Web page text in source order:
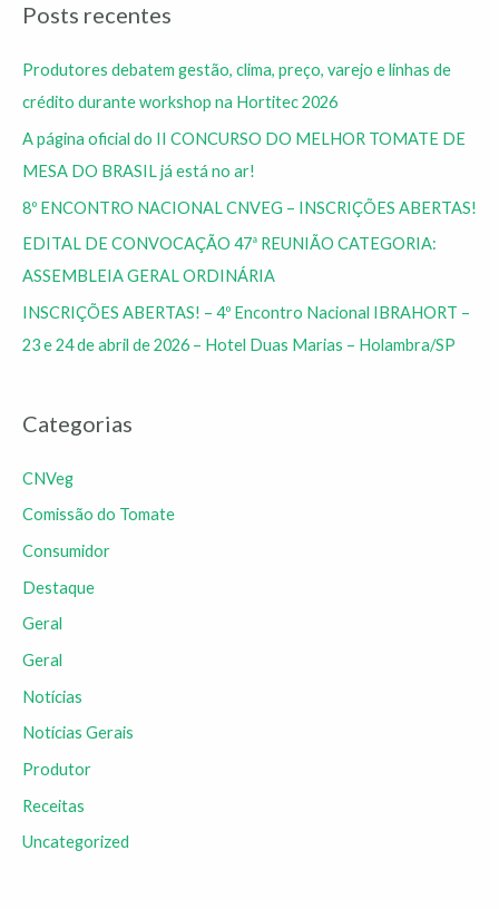
Posts recentes
Produtores debatem gestão, clima, preço, varejo e linhas de
crédito durante workshop na Hortitec 2026
A página oficial do II CONCURSO DO MELHOR TOMATE DE
MESA DO BRASIL já está no ar!
8º ENCONTRO NACIONAL CNVEG – INSCRIÇÕES ABERTAS!
EDITAL DE CONVOCAÇÃO 47ª REUNIÃO CATEGORIA:
ASSEMBLEIA GERAL ORDINÁRIA
INSCRIÇÕES ABERTAS! – 4º Encontro Nacional IBRAHORT –
23 e 24 de abril de 2026 – Hotel Duas Marias – Holambra/SP
Categorias
CNVeg
Comissão do Tomate
Consumidor
Destaque
Geral
Geral
Notícias
Notícias Gerais
Produtor
Receitas
Uncategorized